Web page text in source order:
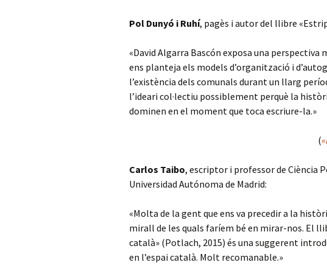
Pol Dunyó i Ruhí, pagès i autor del llibre
«David Algarra Bascón exposa una
ens planteja els models d’organització i
l’existència dels comunals durant un llarg
l’ideari col·lectiu possiblement perquè la
dominen en el moment que toca escriure-la.»
(
Carlos Taibo, escriptor i professor de Ciència
Universidad Autónoma de Madrid:
«Molta de la gent que ens va precedir a la
mirall de les quals faríem bé en mirar-nos. El
català» (Potlach, 2015) és una suggerent
en l’espai català. Molt recomanable.»